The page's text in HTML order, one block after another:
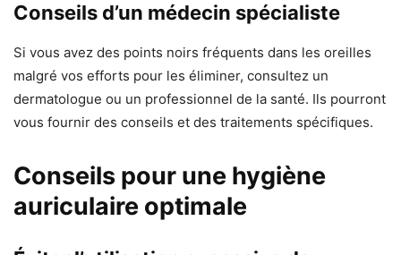
Conseils d’un médecin spécialiste
Si vous avez des points noirs fréquents dans les oreilles
malgré vos efforts pour les éliminer, consultez un
dermatologue ou un professionnel de la santé. Ils pourront
vous fournir des conseils et des traitements spécifiques.
Conseils pour une hygiène
auriculaire optimale